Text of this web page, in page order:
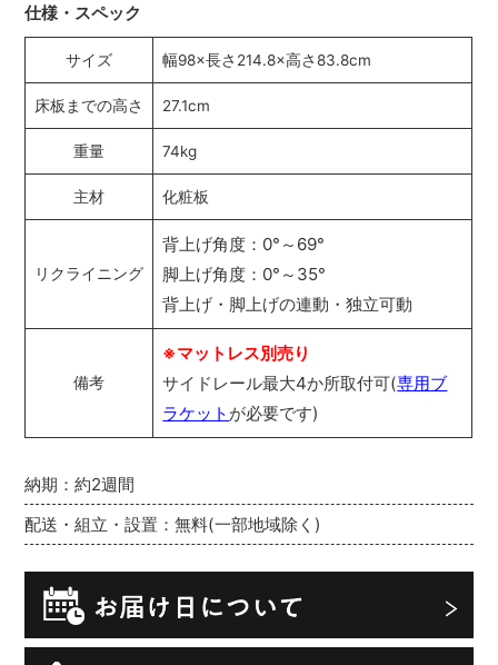
納期：約2週間
配送・組立・設置：無料(一部地域除く)
仕様・スペック
サイズ 幅98×長さ214.8×高さ83.8cm
床板までの高さ 27.1cm
重量 74kg
主材 化粧板
リクライニング
背上げ角度：0°～69°
脚上げ角度：0°～35°
背上げ・脚上げの連動・独立可動
備考
※マットレス別売り
サイドレール最大4か所取付可(専用ブ
ラケット が必要です)